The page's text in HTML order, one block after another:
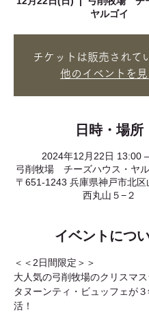
ヤルゴイ
チケットは販売されて
他のイベントを見
日時・場所
2024年12月22日 13:00
弓削牧場 チーズハウス・ヤル
〒651-1243 兵庫県神戸市北区
西丸山５−２
イベントにつ
＜＜2日間限定＞＞
大人気の弓削牧場のクリスマ
タヌーンティ・ビュッフェが
活！